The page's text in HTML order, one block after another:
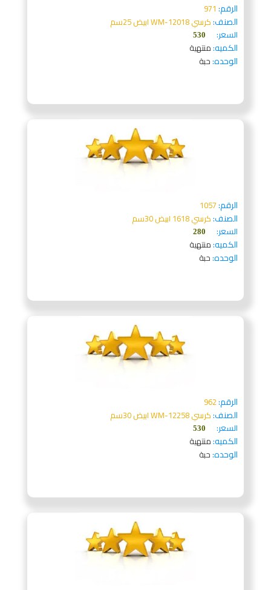
الرقم: 971
الصنف:كرسي WM-12018 ابيض 25سم
السعر:
530
الكميه:منتهية
الوحده:حبة
الرقم:1057
الصنف:كرسي 1618 ابيض 30سم
السعر:
280
الكميه:منتهية
الوحده:حبة
الرقم:962
الصنف:كرسي WM-12258 ابيض 30سم
السعر:
530
الكميه:منتهية
الوحده:حبة